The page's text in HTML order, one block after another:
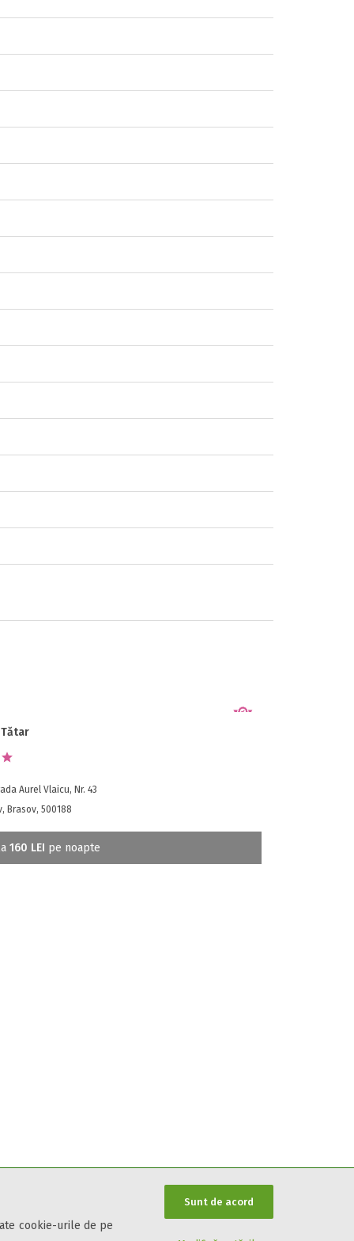
cookie-urile de pe
Sunt de acord
Tătar
Aurel Vlaicu, Nr. 43
Brasov, 500188
160 LEI pe noapte